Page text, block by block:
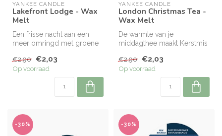
YANKEE CANDLE
Lakefront Lodge - Wax
Melt
Een frisse nacht aan een
meer omringd met groene
de ma...
€2,90 €2,03
Op voorraad
YANKEE CANDLE
London Christmas Tea -
Wax Melt
De warmte van je
middagthee maakt Kerstmis
met heerlijk...
€2,90 €2,03
Op voorraad
-30% -30%